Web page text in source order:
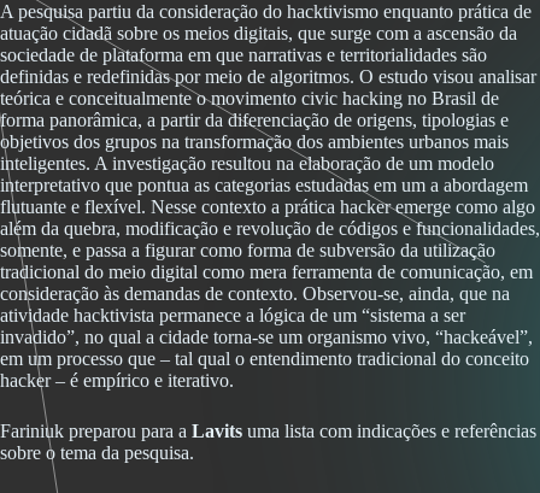
A pesquisa partiu da consideração do hacktivismo enquanto prática de
atuação cidadã sobre os meios digitais, que surge com a ascensão da
sociedade de plataforma em que narrativas e territorialidades são
definidas e redefinidas por meio de algoritmos. O estudo visou analisar
teórica e conceitualmente o movimento civic hacking no Brasil de
forma panorâmica, a partir da diferenciação de origens, tipologias e
objetivos dos grupos na transformação dos ambientes urbanos mais
inteligentes. A investigação resultou na elaboração de um modelo
interpretativo que pontua as categorias estudadas em um a abordagem
flutuante e flexível. Nesse contexto a prática hacker emerge como algo
além da quebra, modificação e revolução de códigos e funcionalidades,
somente, e passa a figurar como forma de subversão da utilização
tradicional do meio digital como mera ferramenta de comunicação, em
consideração às demandas de contexto. Observou-se, ainda, que na
atividade hacktivista permanece a lógica de um “sistema a ser
invadido”, no qual a cidade torna-se um organismo vivo, “hackeável”,
em um processo que – tal qual o entendimento tradicional do conceito
hacker – é empírico e iterativo.
Fariniuk preparou para a Lavits uma lista com indicações e referências
sobre o tema da pesquisa.